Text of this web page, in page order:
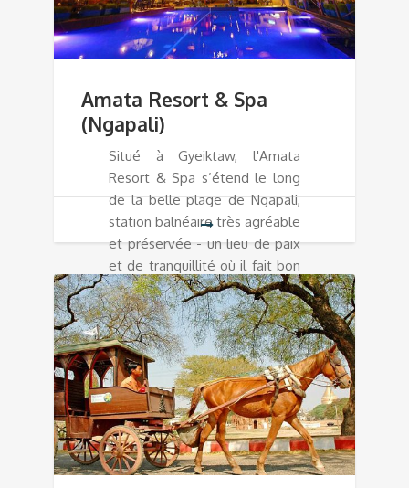
Amata Resort & Spa
(Ngapali)
Situé à Gyeiktaw, l'Amata
Resort & Spa s’étend le long
de la belle plage de Ngapali,
station balnéaire très agréable
et préservée - un lieu de paix
et de tranquillité où il fait bon
vivre…